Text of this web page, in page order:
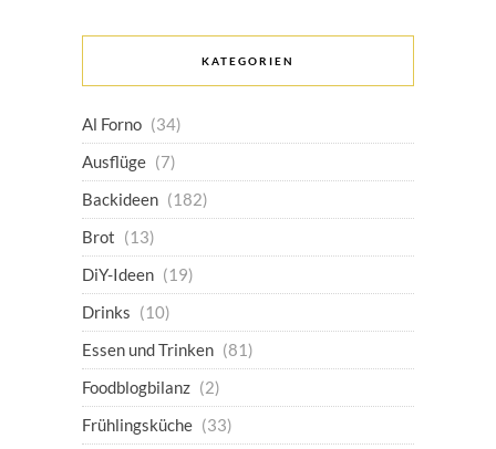
KATEGORIEN
Al Forno (34)
Ausflüge (7)
Backideen (182)
Brot (13)
DiY-Ideen (19)
Drinks (10)
Essen und Trinken (81)
Foodblogbilanz (2)
Frühlingsküche (33)